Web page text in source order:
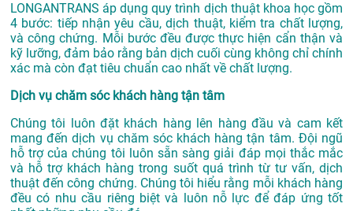
LONGANTRANS áp dụng quy trình dịch thuật khoa học gồm
4 bước: tiếp nhận yêu cầu, dịch thuật, kiểm tra chất lượng,
và công chứng. Mỗi bước đều được thực hiện cẩn thận và
kỹ lưỡng, đảm bảo rằng bản dịch cuối cùng không chỉ chính
xác mà còn đạt tiêu chuẩn cao nhất về chất lượng.
Dịch vụ chăm sóc khách hàng tận tâm
Chúng tôi luôn đặt khách hàng lên hàng đầu và cam kết
mang đến dịch vụ chăm sóc khách hàng tận tâm. Đội ngũ
hỗ trợ của chúng tôi luôn sẵn sàng giải đáp mọi thắc mắc
và hỗ trợ khách hàng trong suốt quá trình từ tư vấn, dịch
thuật đến công chứng. Chúng tôi hiểu rằng mỗi khách hàng
đều có nhu cầu riêng biệt và luôn nỗ lực để đáp ứng tốt